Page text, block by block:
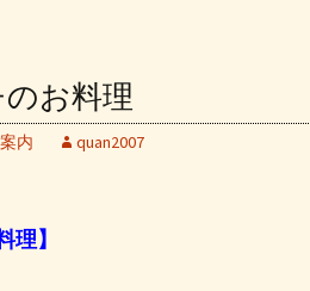
お料理
内 quan2007
理】